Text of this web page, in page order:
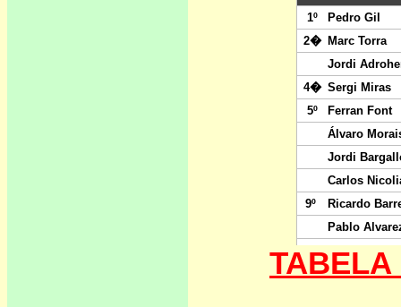
TABELA